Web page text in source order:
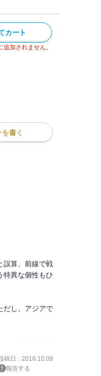
カート
加されません。
書く
誤算、前線で戦
特異な個性もひ
だし、アジアで
んで、アメリ
に苦々しいも
稿日 : 2016.10.09
報告する